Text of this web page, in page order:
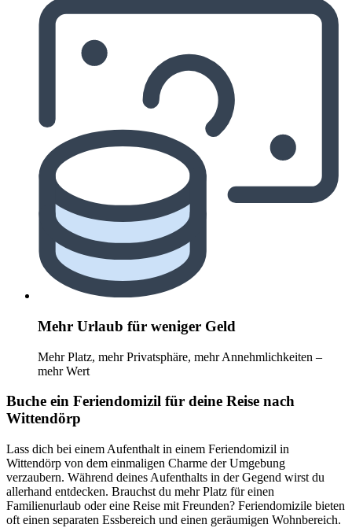
Mehr Urlaub für weniger Geld
Mehr Platz, mehr Privatsphäre, mehr Annehmlichkeiten –
mehr Wert
Buche ein Feriendomizil für deine Reise nach
Wittendörp
Lass dich bei einem Aufenthalt in einem Feriendomizil in
Wittendörp von dem einmaligen Charme der Umgebung
verzaubern. Während deines Aufenthalts in der Gegend wirst du
allerhand entdecken. Brauchst du mehr Platz für einen
Familienurlaub oder eine Reise mit Freunden? Feriendomizile bieten
oft einen separaten Essbereich und einen geräumigen Wohnbereich.